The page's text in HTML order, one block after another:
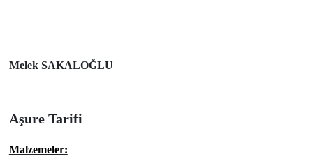
Melek SAKALOĞLU
Aşure Tarifi
Malzemeler: